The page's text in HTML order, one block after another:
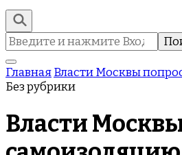
Найти:
ГлавнаяВласти Москвы
Без рубрики
Власти